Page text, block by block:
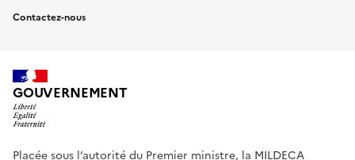
Contactez-nous
GOUVERNEMENT
Placée sous l’autorité du Premier ministre, la MILDECA